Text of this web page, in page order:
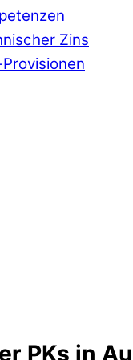
Zins
PKs in